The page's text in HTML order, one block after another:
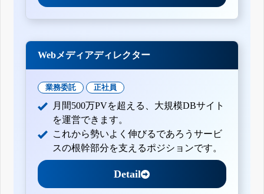
Webメディアディレクター
業務委託 正社員
月間500万PVを超える、大規模DBサイト
を運営できます。
これから勢いよく伸びるであろうサービ
スの根幹部分を支えるポジションです。
Detail